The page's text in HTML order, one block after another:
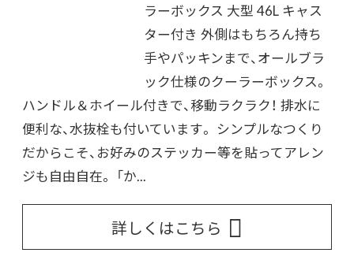
ラーボックス 大型 46L キャス
ター付き 外側はもちろん持ち
手やパッキンまで、オールブラ
ック仕様のクーラーボックス。
ハンドル＆ホイール付きで、移動ラクラク！ 排水に
便利な、水抜栓も付いています。 シンプルなつくり
だからこそ、お好みのステッカー等を貼ってアレン
ジも自由自在。 「か...
詳しくはこちら